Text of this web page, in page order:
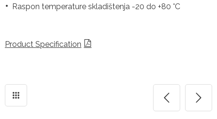
Raspon temperature skladištenja -20 do +80 °C
Product Specification